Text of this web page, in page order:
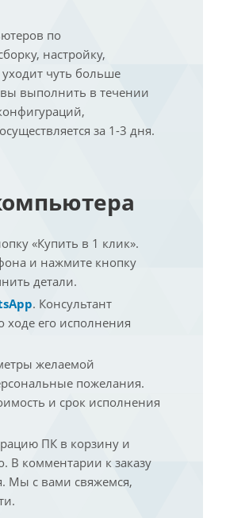
по
настройку,
чуть больше
выполнить в течении
за 1-3 дня.
«Купить в 1 клик».
и нажмите кнопку
детали.
. Консультант
ходе его исполнения
желаемой
пожелания.
и срок исполнения
ПК в корзину и
В комментарии к заказу
Мы с вами свяжемся,